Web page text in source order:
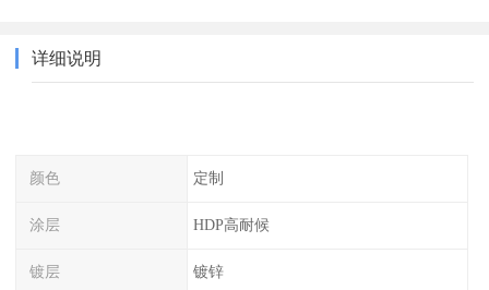
详细说明
颜色 定制
涂层 HDP高耐候
镀层 镀锌